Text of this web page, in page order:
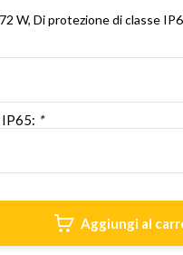
W, Di protezione di classe
*
Aggiungi al